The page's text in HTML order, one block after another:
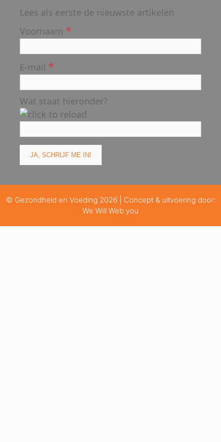
Lees als eerste de nieuwste artikelen
Voornaam *
E-mail *
Wat staat hieronder?
© Gezondheid en Voeding 2026 | Concept & uitvoering door:
We Will Web you